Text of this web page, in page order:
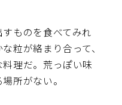
ものを食べてみれ
粒が絡まり合って、
理だ。荒っぽい味
所がない。